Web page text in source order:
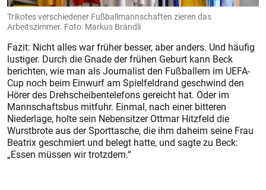
Trikotes verschiedener Fußballmannschaften zieren das
Arbeitszimmer. Foto: Markus Brändli
Fazit: Nicht alles war früher besser, aber anders. Und häufig
lustiger. Durch die Gnade der frühen Geburt kann Beck
berichten, wie man als Journalist den Fußballern im UEFA-
Cup noch beim Einwurf am Spielfeldrand geschwind den
Hörer des Drehscheibentelefons gereicht hat. Oder im
Mannschaftsbus mitfuhr. Einmal, nach einer bitteren
Niederlage, holte sein Nebensitzer Ottmar Hitzfeld die
Wurstbrote aus der Sporttasche, die ihm daheim seine Frau
Beatrix geschmiert und belegt hatte, und sagte zu Beck:
„Essen müssen wir trotzdem.“